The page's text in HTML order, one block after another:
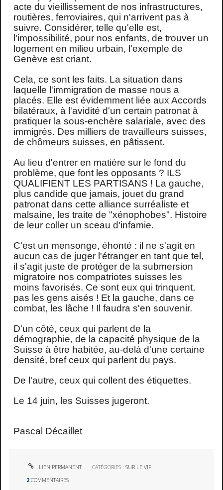
acte du vieillissement de nos infrastructures,
routières, ferroviaires, qui n'arrivent pas à
suivre. Considérer, telle qu'elle est,
l'impossibilité, pour nos enfants, de trouver un
logement en milieu urbain, l'exemple de
Genève est criant.
Cela, ce sont les faits. La situation dans
laquelle l'immigration de masse nous a
placés. Elle est évidemment liée aux Accords
bilatéraux, à l'avidité d'un certain patronat à
pratiquer la sous-enchère salariale, avec des
immigrés. Des milliers de travailleurs suisses,
de chômeurs suisses, en pâtissent.
Au lieu d'entrer en matière sur le fond du
problème, que font les opposants ? ILS
QUALIFIENT LES PARTISANS ! La gauche,
plus candide que jamais, jouet du grand
patronat dans cette alliance surréaliste et
malsaine, les traite de "xénophobes". Histoire
de leur coller un sceau d'infamie.
C'est un mensonge, éhonté : il ne s'agit en
aucun cas de juger l'étranger en tant que tel,
il s'agit juste de protéger de la submersion
migratoire nos compatriotes suisses les
moins favorisés. Ce sont eux qui trinquent,
pas les gens aisés ! Et la gauche, dans ce
combat, les lâche ! Il faudra s'en souvenir.
D'un côté, ceux qui parlent de la
démographie, de la capacité physique de la
Suisse à être habitée, au-delà d'une certaine
densité, bref ceux qui parlent du pays.
De l'autre, ceux qui collent des étiquettes.
Le 14 juin, les Suisses jugeront.
Pascal Décaillet
LIEN PERMANENT CATÉGORIES :SUR LE VIF
2 COMMENTAIRES